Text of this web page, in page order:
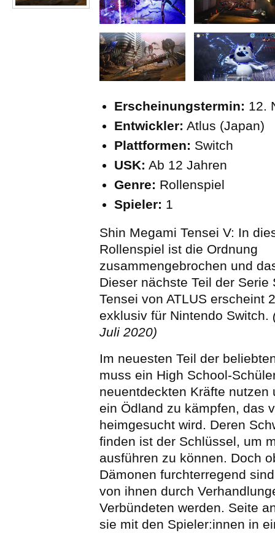
Erscheinungstermin: 12.
Entwickler: Atlus (Japan)
Plattformen: Switch
USK: Ab 12 Jahren
Genre: Rollenspiel
Spieler: 1
Shin Megami Tensei V: In
Rollenspiel ist die Ordnung
zusammengebrochen und
Dieser nächste Teil der Serie
Tensei von ATLUS erscheint
exklusiv für Nintendo Switch.
Juli 2020)
Im neuesten Teil der
muss ein High School-
neuentdeckten Kräfte nutzen
ein Ödland zu kämpfen, das
heimgesucht wird. Deren
finden ist der Schlüssel, um
ausführen zu können. Doch
Dämonen furchterregend
von ihnen durch
Verbündeten werden. Seite
sie mit den Spieler:innen in